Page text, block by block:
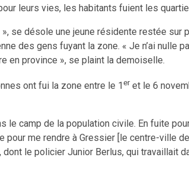
leurs vies, les habitants fuient les
se désole une jeune résidente restée sur
des gens fuyant la zone. « Je n’ai nulle
en province », se plaint la demoiselle.
ont fui la zone entre le 1eret le 6
camp de la population civile. En fuite
me rendre à Gressier [le centre-ville
le policier Junior Berlus, qui travaillait